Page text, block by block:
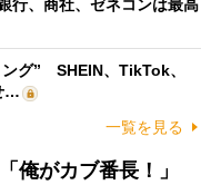
行、商社、ゼネコンは最高
グ” SHEIN、TikTok、
…
一覧を見る
俺がカブ番長！」